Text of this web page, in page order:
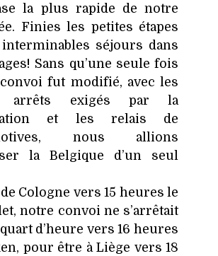
la plus rapide de notre
Finies les petites étapes
séjours dans
Sans qu’une seule fois
fut modifié, avec les
arrêts exigés par la
et les relais de
nous allions
la Belgique d’un seul
Cologne vers 15 heures le
notre convoi ne s’arrêtait
d’heure vers 16 heures
pour être à Liège vers 18